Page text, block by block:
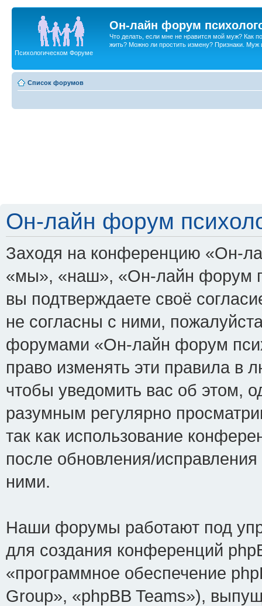
Он-лайн форум
Что делать, если мне не нравится мой муж? Как
жить? Можно ли простить измену? Признаки. Муж
Психологическом Форуме
Список форумов
Он-лайн форум
Заходя на конференцию «Он-
«мы», «наш», «Он-лайн форум
вы подтверждаете своё
не согласны с ними,
форумами «Он-лайн форум
право изменять эти правила в
чтобы уведомить вас об этом,
разумным регулярно
так как использование
после обновления/
ними.
Наши форумы работают под
для создания конференций
«программное обеспечение
Group», «phpBB Teams»),